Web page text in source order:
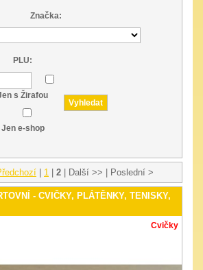
Značka:
PLU:
s Žirafou
Jen e-shop
1 2 | Další >> | Poslední >
- CVIČKY, PLÁTĚNKY, TENISKY,
Cvičky